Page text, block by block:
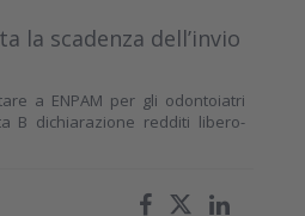
la scadenza dell’invio
a ENPAM per gli odontoiatri
B dichiarazione redditi libero-